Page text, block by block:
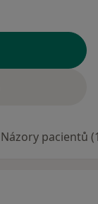
Názory pacientů